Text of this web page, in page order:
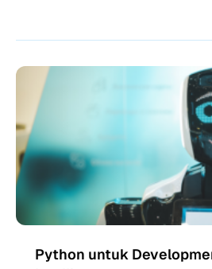
Python untuk